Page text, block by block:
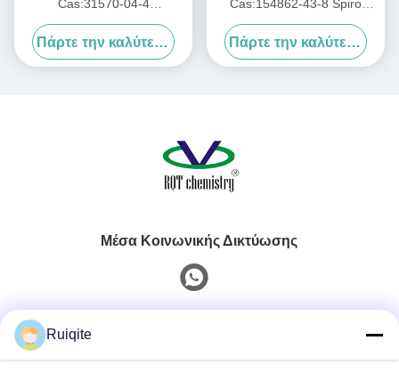
Cas:31570-04-4
Φωσφοειδής Έστερ
Αντιοξειδωτικό Ανθεκτικό στη
θερμότητα Σταθεροποιητής
Πάρτε την καλύτερη τιμή
Cas:154862-43-8 Spiro
Phosphite Αντιοξειδωτικό για
PA/PC/PET/PBT/PE
Θερμοσταθεροποιητικό
Πάρτε την καλύτερη τιμή
Μέσα Κοινωνικής Δικτύωσης
Ruiqite